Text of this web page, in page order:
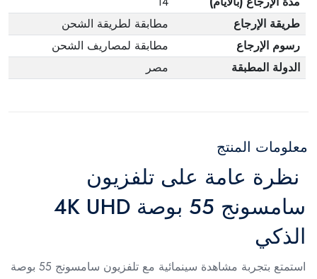
طريقة الإرجاع
مطابقة لطريقة الشحن
رسوم الإرجاع
مطابقة لمصاريف الشحن
الدولة المطبقة
مصر
معلومات المنتج
نظرة عامة على تلفزيون
سامسونج 55 بوصة 4K UHD
الذكي
استمتع بتجربة مشاهدة سينمائية مع تلفزيون سامسونج 55 بوصة